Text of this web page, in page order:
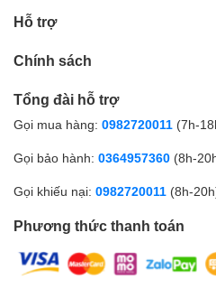
Hỗ trợ
Chính sách
Tổng đài hỗ trợ
Gọi mua hàng: 0982720011 (7h-
Gọi bảo hành: 0364957360 (8h-
Gọi khiếu nại: 0982720011 (8h-
Phương thức thanh toán